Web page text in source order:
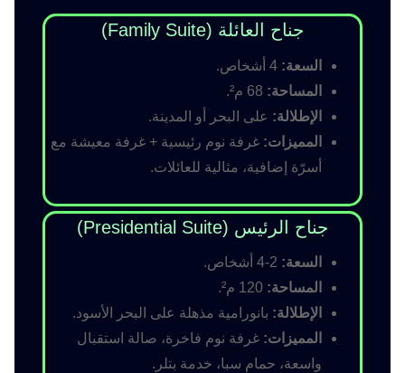
جناح العائلة (Family Suite)
السعة:
المساحة:
الإطلالة: على البحر أو المدينة.
المميزات: غرفة نوم رئيسية + غرفة معيشة مع
أسرّة إضافية، مثالية للعائلات.
جناح الرئيس (Presidential Suite)
السعة:
المساحة:
الإطلالة: بانورامية مذهلة على البحر الأسود.
المميزات: غرفة نوم فاخرة، صالة استقبال
واسعة، حمام سبا، خدمة بتلر.